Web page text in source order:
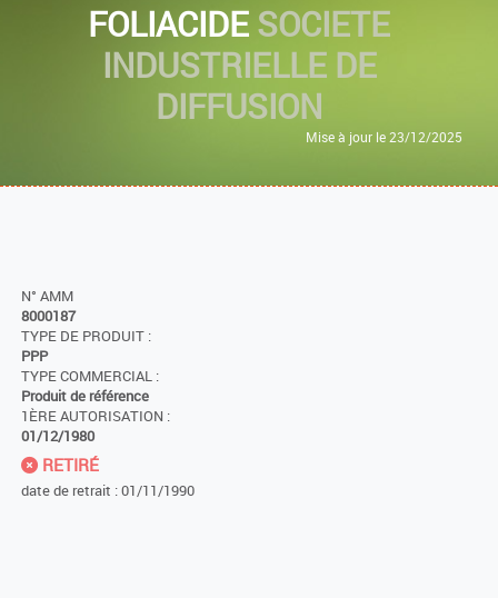
FOLIACIDESOCIETE
INDUSTRIELLE DE
DIFFUSION
Mise à jour le 23/12/2025
N° AMM
8000187
TYPE DE PRODUIT :
PPP
TYPE COMMERCIAL :
Produit de référence
1ÈRE AUTORISATION :
01/12/1980
RETIRÉ
date de retrait : 01/11/1990